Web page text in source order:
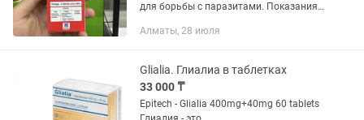
для борьбы с паразитами. Показания к
Нейроцистицеркоз (свиной цепень)
Алматы, 28 июля
Glialia. Глиалиа в таблетках
33 000 ₸
Epitech - Glialia 400mg+40mg 60 tablets